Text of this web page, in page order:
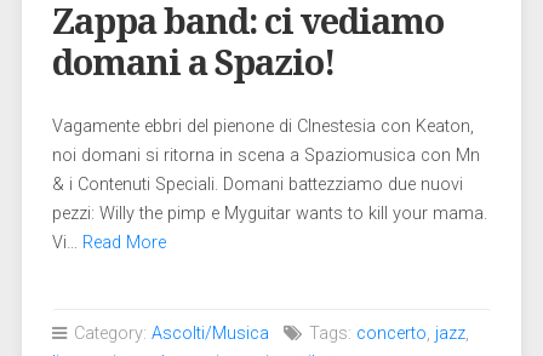
Zappa band: ci vediamo
domani a Spazio!
Vagamente ebbri del pienone di CInestesia con Keaton,
noi domani si ritorna in scena a Spaziomusica con Mn
& i Contenuti Speciali. Domani battezziamo due nuovi
pezzi: Willy the pimp e Myguitar wants to kill your mama.
Vi… Read More
Category: Ascolti/Musica Tags: concerto, jazz,